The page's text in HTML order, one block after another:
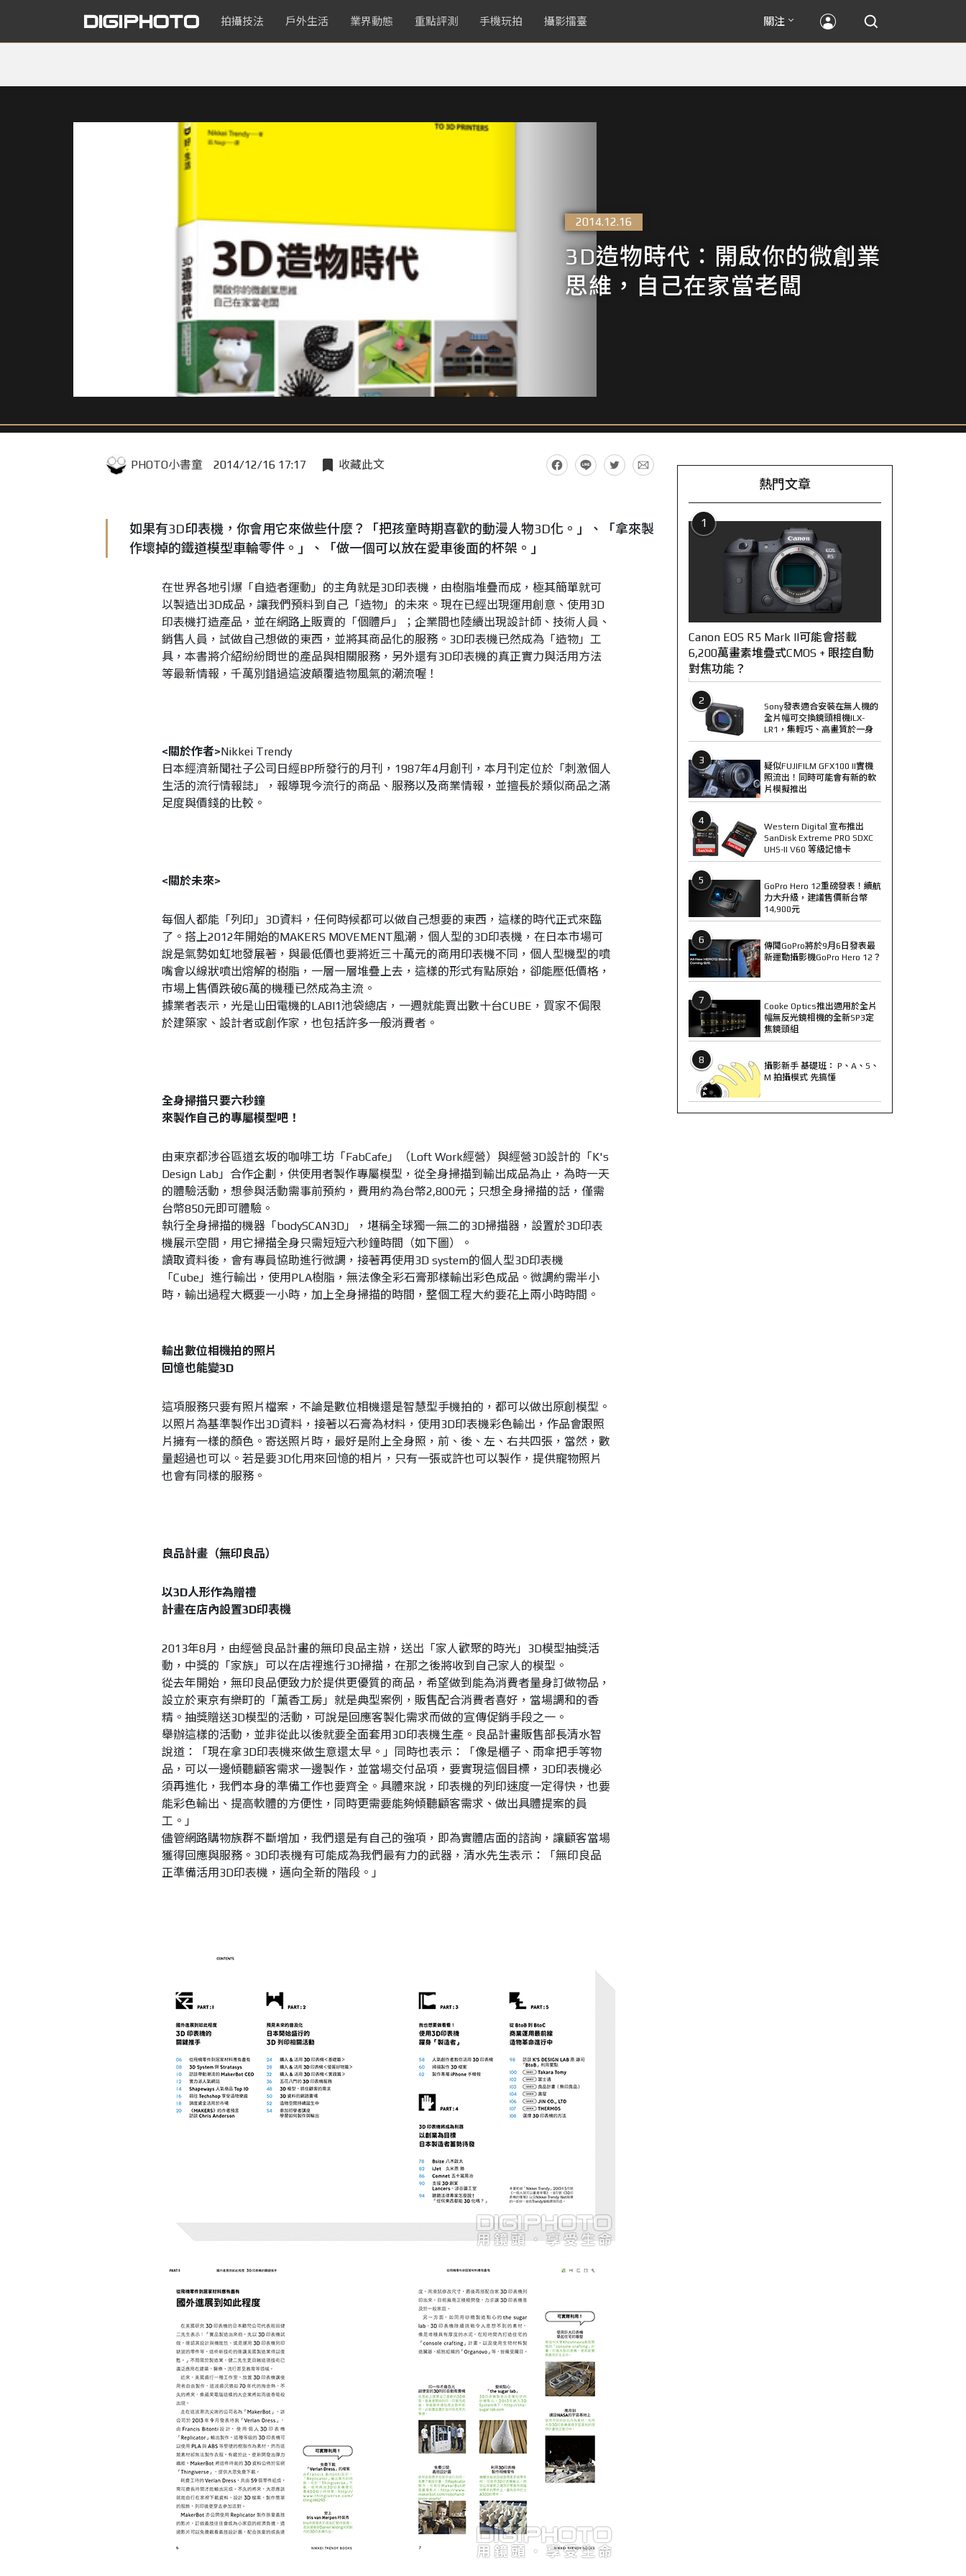
拍攝技法 戶外生活 業界動態 重點評測 手機玩拍 攝影擂臺 關注
2014.12.16
3D造物時代：開啟你的微創業
思維，自己在家當老闆
PHOTO小書童 2014/12/16 17:17 收藏此文
如果有3D印表機，你會用它來做些什麼？「把孩童時期喜歡的動漫人物3D化。」、「拿來製
作壞掉的鐵道模型車輪零件。」、「做一個可以放在愛車後面的杯架。」
在世界各地引爆「自造者運動」的主角就是3D印表機，由樹脂堆疊而成，極其簡單就可
以製造出3D成品，讓我們預料到自己「造物」的未來。現在已經出現運用創意、使用3D
印表機打造產品，並在網路上販賣的「個體戶」；企業間也陸續出現設計師、技術人員、
銷售人員，試做自己想做的東西，並將其商品化的服務。3D印表機已然成為「造物」工
具，本書將介紹紛紛問世的產品與相關服務，另外還有3D印表機的真正實力與活用方法
等最新情報，千萬別錯過這波顛覆造物風氣的潮流喔！
<關於作者>Nikkei Trendy
日本經濟新聞社子公司日經BP所發行的月刊，1987年4月創刊，本月刊定位於「刺激個人
生活的流行情報誌」，報導現今流行的商品、服務以及商業情報，並擅長於類似商品之滿
足度與價錢的比較。
<關於未來>
每個人都能「列印」3D資料，任何時候都可以做自己想要的東西，這樣的時代正式來臨
了。搭上2012年開始的MAKERS MOVEMENT風潮，個人型的3D印表機，在日本市場可
說是氣勢如虹地發展著，與最低價也要將近三十萬元的商用印表機不同，個人型機型的噴
嘴會以線狀噴出熔解的樹脂，一層一層堆疊上去，這樣的形式有點原始，卻能壓低價格，
市場上售價跌破6萬的機種已然成為主流。
據業者表示，光是山田電機的LABI1池袋總店，一週就能賣出數十台CUBE，買家不侷限
於建築家、設計者或創作家，也包括許多一般消費者。
全身掃描只要六秒鐘
來製作自己的專屬模型吧！
由東京都涉谷區道玄坂的咖啡工坊「FabCafe」（Loft Work經營）與經營3D設計的「K's
Design Lab」合作企劃，供使用者製作專屬模型，從全身掃描到輸出成品為止，為時一天
的體驗活動，想參與活動需事前預約，費用約為台幣2,800元；只想全身掃描的話，僅需
台幣850元即可體驗。
執行全身掃描的機器「bodySCAN3D」，堪稱全球獨一無二的3D掃描器，設置於3D印表
機展示空間，用它掃描全身只需短短六秒鐘時間（如下圖）。
讀取資料後，會有專員協助進行微調，接著再使用3D system的個人型3D印表機
「Cube」進行輸出，使用PLA樹脂，無法像全彩石膏那樣輸出彩色成品。微調約需半小
時，輸出過程大概要一小時，加上全身掃描的時間，整個工程大約要花上兩小時時間。
輸出數位相機拍的照片
回憶也能變3D
這項服務只要有照片檔案，不論是數位相機還是智慧型手機拍的，都可以做出原創模型。
以照片為基準製作出3D資料，接著以石膏為材料，使用3D印表機彩色輸出，作品會跟照
片擁有一樣的顏色。寄送照片時，最好是附上全身照，前、後、左、右共四張，當然，數
量超過也可以。若是要3D化用來回憶的相片，只有一張或許也可以製作，提供寵物照片
也會有同樣的服務。
良品計畫（無印良品）
以3D人形作為贈禮
計畫在店內設置3D印表機
2013年8月，由經營良品計畫的無印良品主辦，送出「家人歡聚的時光」3D模型抽獎活
動，中獎的「家族」可以在店裡進行3D掃描，在那之後將收到自己家人的模型。
從去年開始，無印良品便致力於提供更優質的商品，希望做到能為消費者量身訂做物品，
設立於東京有樂町的「薰香工房」就是典型案例，販售配合消費者喜好，當場調和的香
精。抽獎贈送3D模型的活動，可說是回應客製化需求而做的宣傳促銷手段之一。
舉辦這樣的活動，並非從此以後就要全面套用3D印表機生產。良品計畫販售部長清水智
說道：「現在拿3D印表機來做生意還太早。」同時也表示：「像是櫃子、雨傘把手等物
品，可以一邊傾聽顧客需求一邊製作，並當場交付品項，要實現這個目標，3D印表機必
須再進化，我們本身的準備工作也要齊全。具體來說，印表機的列印速度一定得快，也要
能彩色輸出、提高軟體的方便性，同時更需要能夠傾聽顧客需求、做出具體提案的員
工。」
儘管網路購物族群不斷增加，我們還是有自己的強項，即為實體店面的諮詢，讓顧客當場
獲得回應與服務。3D印表機有可能成為我們最有力的武器，清水先生表示：「無印良品
正準備活用3D印表機，邁向全新的階段。」
熱門文章
1
Canon EOS R5 Mark II可能會搭載
6,200萬畫素堆疊式CMOS + 眼控自動
對焦功能？
2
Sony發表適合安裝在無人機的
全片幅可交換鏡頭相機ILX-
LR1，集輕巧、高畫質於一身
3
疑似FUJIFILM GFX100 II實機
照流出！同時可能會有新的軟
片模擬推出
4
Western Digital 宣布推出
SanDisk Extreme PRO SDXC
UHS-II V60 等級記憶卡
5
GoPro Hero 12重磅發表！續航
力大升級，建議售價新台幣
14,900元
6
傳聞GoPro將於9月6日發表最
新運動攝影機GoPro Hero 12？
7
Cooke Optics推出適用於全片
幅無反光鏡相機的全新SP3定
焦鏡頭組
8
攝影新手 基礎班： P、A、S、
M 拍攝模式 先搞懂